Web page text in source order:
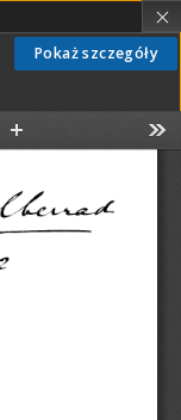
Pokaż szczegóły